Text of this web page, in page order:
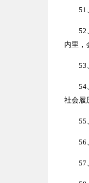
51
52
内里，
53
54
社会
55
56
57